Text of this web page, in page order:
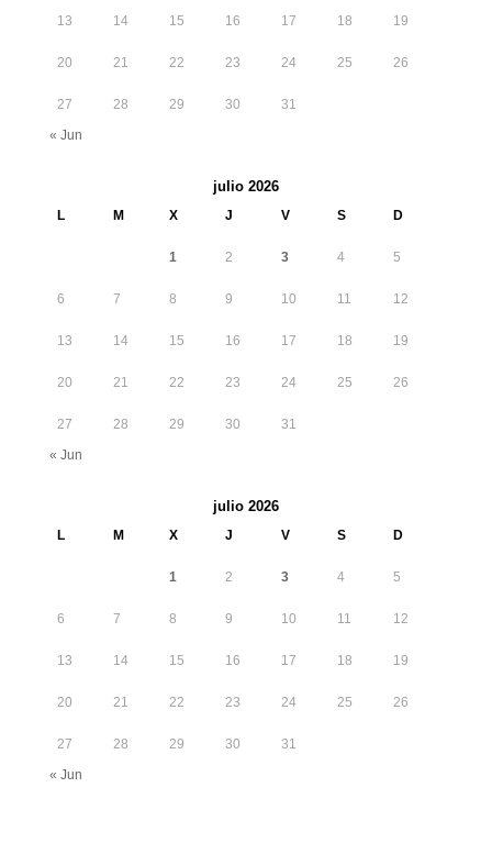
13 14 15 16 17 18 19
20 21 22 23 24 25 26
27 28 29 30
31
« Jun
julio 2026
L M X J V S D
1 2 3 4 5
6 7 8 9 10 11 12
13 14 15 16 17 18 19
20 21 22 23 24 25 26
27 28 29 30
31
« Jun
julio 2026
L M X J V S D
1 2 3 4 5
6 7 8 9 10 11 12
13 14 15 16 17 18 19
20 21 22 23 24 25 26
27 28 29 30
31
« Jun